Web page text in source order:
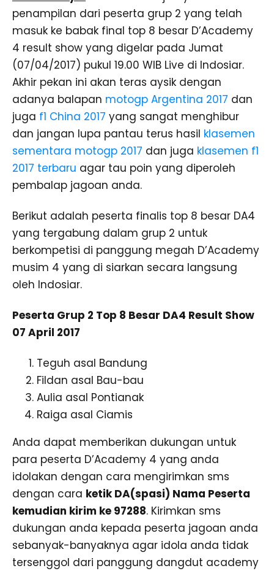
penampilan dari peserta grup 2 yang telah
masuk ke babak final top 8 besar D’Academy
4 result show yang digelar pada Jumat
(07/04/2017) pukul 19.00 WIB Live di Indosiar.
Akhir pekan ini akan teras aysik dengan
adanya balapan motogp Argentina 2017 dan
juga f1 China 2017 yang sangat menghibur
dan jangan lupa pantau terus hasil klasemen
sementara motogp 2017 dan juga klasemen f1
2017 terbaru agar tau poin yang diperoleh
pembalap jagoan anda.
Berikut adalah peserta finalis top 8 besar DA4
yang tergabung dalam grup 2 untuk
berkompetisi di panggung megah D’Academy
musim 4 yang di siarkan secara langsung
oleh Indosiar.
Peserta Grup 2 Top 8 Besar DA4 Result Show
07 April 2017
Teguh asal Bandung
Fildan asal Bau-bau
Aulia asal Pontianak
Raiga asal Ciamis
Anda dapat memberikan dukungan untuk
para peserta D’Academy 4 yang anda
idolakan dengan cara mengirimkan sms
dengan cara ketik DA(spasi) Nama Peserta
kemudian kirim ke 97288. Kirimkan sms
dukungan anda kepada peserta jagoan anda
sebanyak-banyaknya agar idola anda tidak
tersenggol dari panggung dangdut academy